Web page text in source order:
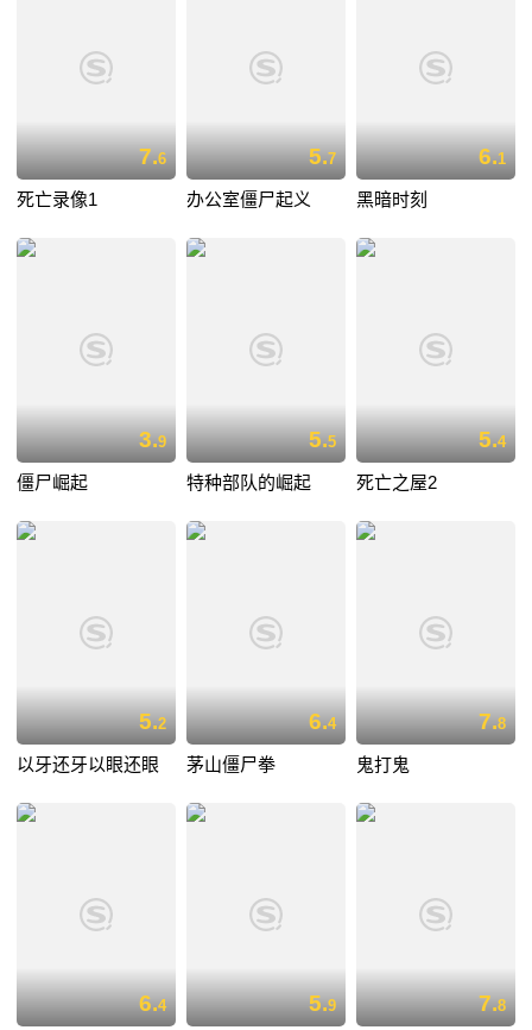
7.6
死亡录像1
5.7
办公室僵尸起义
6.1
黑暗时刻
3.9
僵尸崛起
5.5
特种部队的崛起
5.4
死亡之屋2
5.2
以牙还牙以眼还眼
6.4
茅山僵尸拳
7.8
鬼打鬼
6.4 5.9 7.8